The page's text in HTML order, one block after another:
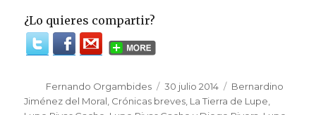
¿Lo quieres compartir?
Autor
Fernando Orgambides
Publicado
el
30 julio 2014 Etiquetas
Bernardino
Jiménez del Moral Crónicas breves La Tierra de Lupe